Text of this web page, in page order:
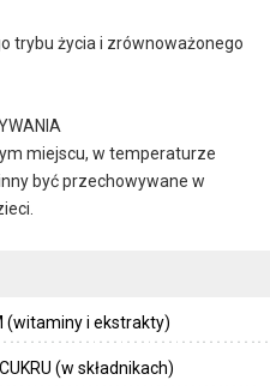
trybu życia i zrównoważonego
miejscu, w temperaturze
być przechowywane w
(witaminy i ekstrakty)
(w składnikach)